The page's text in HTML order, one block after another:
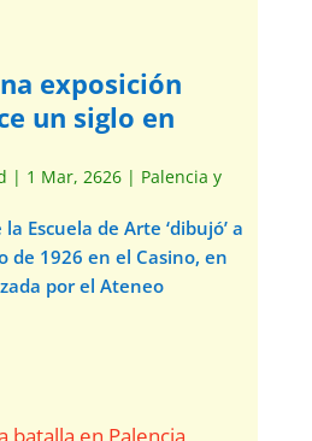
exposición
un siglo en
| 1 Mar, 2626| Palencia y
Escuela de Arte ‘dibujó’ a
de 1926 en el Casino, en
por el Ateneo